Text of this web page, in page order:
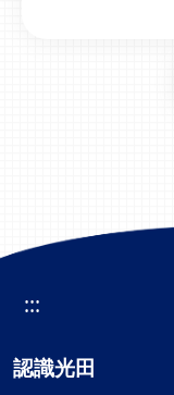
:::
認識光田